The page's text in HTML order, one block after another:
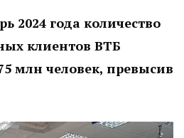
2024 года количество
клиентов ВТБ
млн человек, превысив